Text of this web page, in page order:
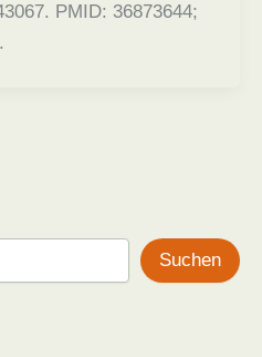
PMID: 36873644;
Suchen